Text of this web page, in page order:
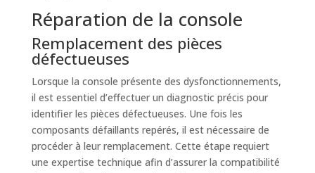
Réparation de la console
Remplacement des pièces
défectueuses
Lorsque la console présente des dysfonctionnements,
il est essentiel d’effectuer un diagnostic précis pour
identifier les pièces défectueuses. Une fois les
composants défaillants repérés, il est nécessaire de
procéder à leur remplacement. Cette étape requiert
une expertise technique afin d’assurer la compatibilité